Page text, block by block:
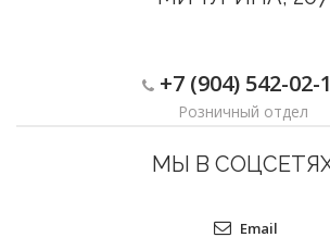
+7 (904) 542-02-
Розничный отдел
МЫ В
Email